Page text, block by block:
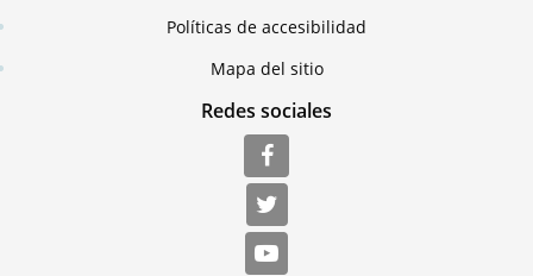
Políticas de accesibilidad
Mapa del sitio
Redes sociales